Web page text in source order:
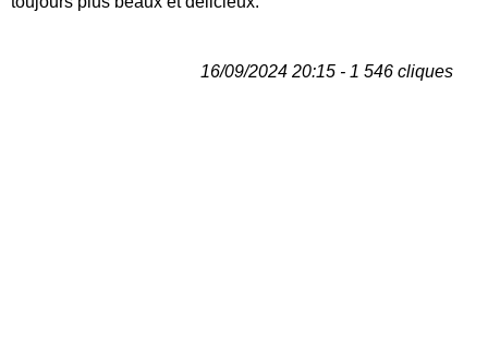
16/09/2024 20:15 - 1 546 cliques